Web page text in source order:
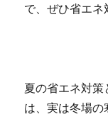
で、ぜひ省エネ
夏の省エネ対策
は、実は冬場の